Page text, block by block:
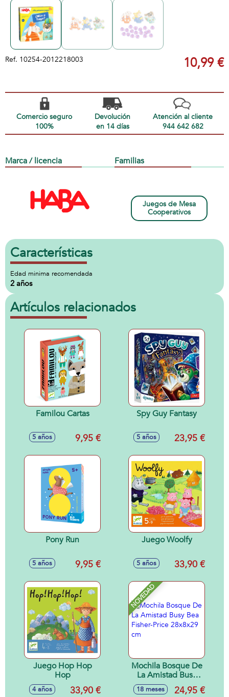
Ref. 10254-2012218003 10,99 €
Comercio seguro
100%
Devolución
en 14 días
Atención al cliente
944 642 682
Marca / licencia Familias
Juegos de Mesa
Cooperativos
Características
Edad minima recomendada
2 años
Artículos relacionados
Familou Cartas
5 años 9,95 €
Spy Guy Fantasy
5 años 23,95 €
Pony Run
5 años 9,95 €
Juego Woolfy
5 años 33,90 €
Juego Hop Hop
Hop
4 años 33,90 €
NOVEDAD
Mochila Bosque De
La Amistad Busy
Bea Fisher-Price
28x8x29 cm
18 meses 24,95 €